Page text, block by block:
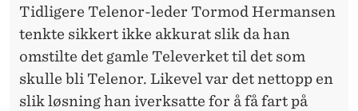
Tidligere Telenor-leder Tormod Hermansen
tenkte sikkert ikke akkurat slik da han
omstilte det gamle Televerket til det som
skulle bli Telenor. Likevel var det nettopp en
slik løsning han iverksatte for å få fart på